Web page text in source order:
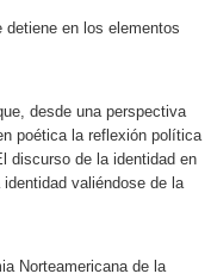
en los elementos
desde una perspectiva
poética la reflexión política
discurso de la identidad en
valiéndose de la
Norteamericana de la